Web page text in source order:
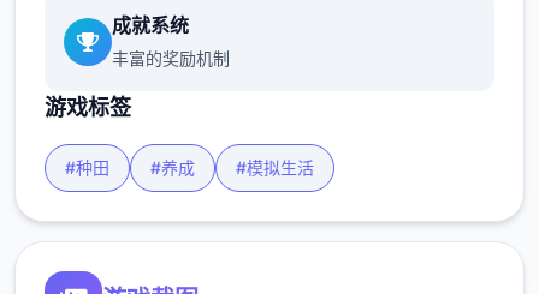
成就系统
丰富的奖励机制
游戏标签
#种田 #养成 #模拟生活